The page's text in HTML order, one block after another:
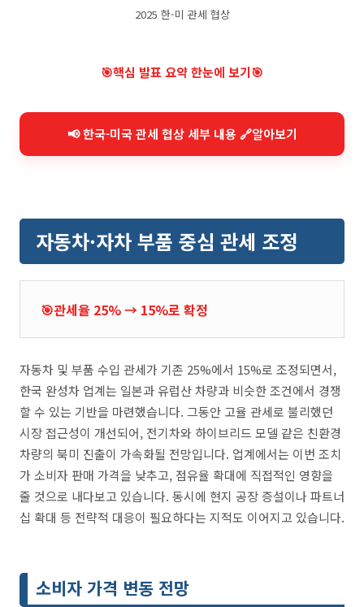
2025 한-미 관세 협상
🎯핵심 발표 요약 한눈에 보기🎯
📢 한국-미국 관세 협상 세부 내용 🔗알아보기
자동차·자차 부품 중심 관세 조정
🎯관세율 25% → 15%로 확정
자동차 및 부품 수입 관세가 기존 25%에서 15%로 조정되면서,
한국 완성차 업계는 일본과 유럽산 차량과 비슷한 조건에서 경쟁
할 수 있는 기반을 마련했습니다. 그동안 고율 관세로 불리했던
시장 접근성이 개선되어, 전기차와 하이브리드 모델 같은 친환경
차량의 북미 진출이 가속화될 전망입니다. 업계에서는 이번 조치
가 소비자 판매 가격을 낮추고, 점유율 확대에 직접적인 영향을
줄 것으로 내다보고 있습니다. 동시에 현지 공장 증설이나 파트너
십 확대 등 전략적 대응이 필요하다는 지적도 이어지고 있습니다.
소비자 가격 변동 전망